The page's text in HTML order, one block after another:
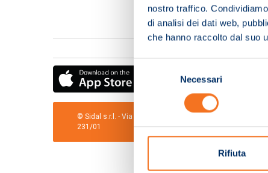
nostro traffico.
di analisi dei dati web,
che hanno raccolto dal suo
Selezione
consenso
Necessari
Rifiuta
© Sidal s.r.l. - Via S.Agostino,50, 51100 Pistoia -
231/01